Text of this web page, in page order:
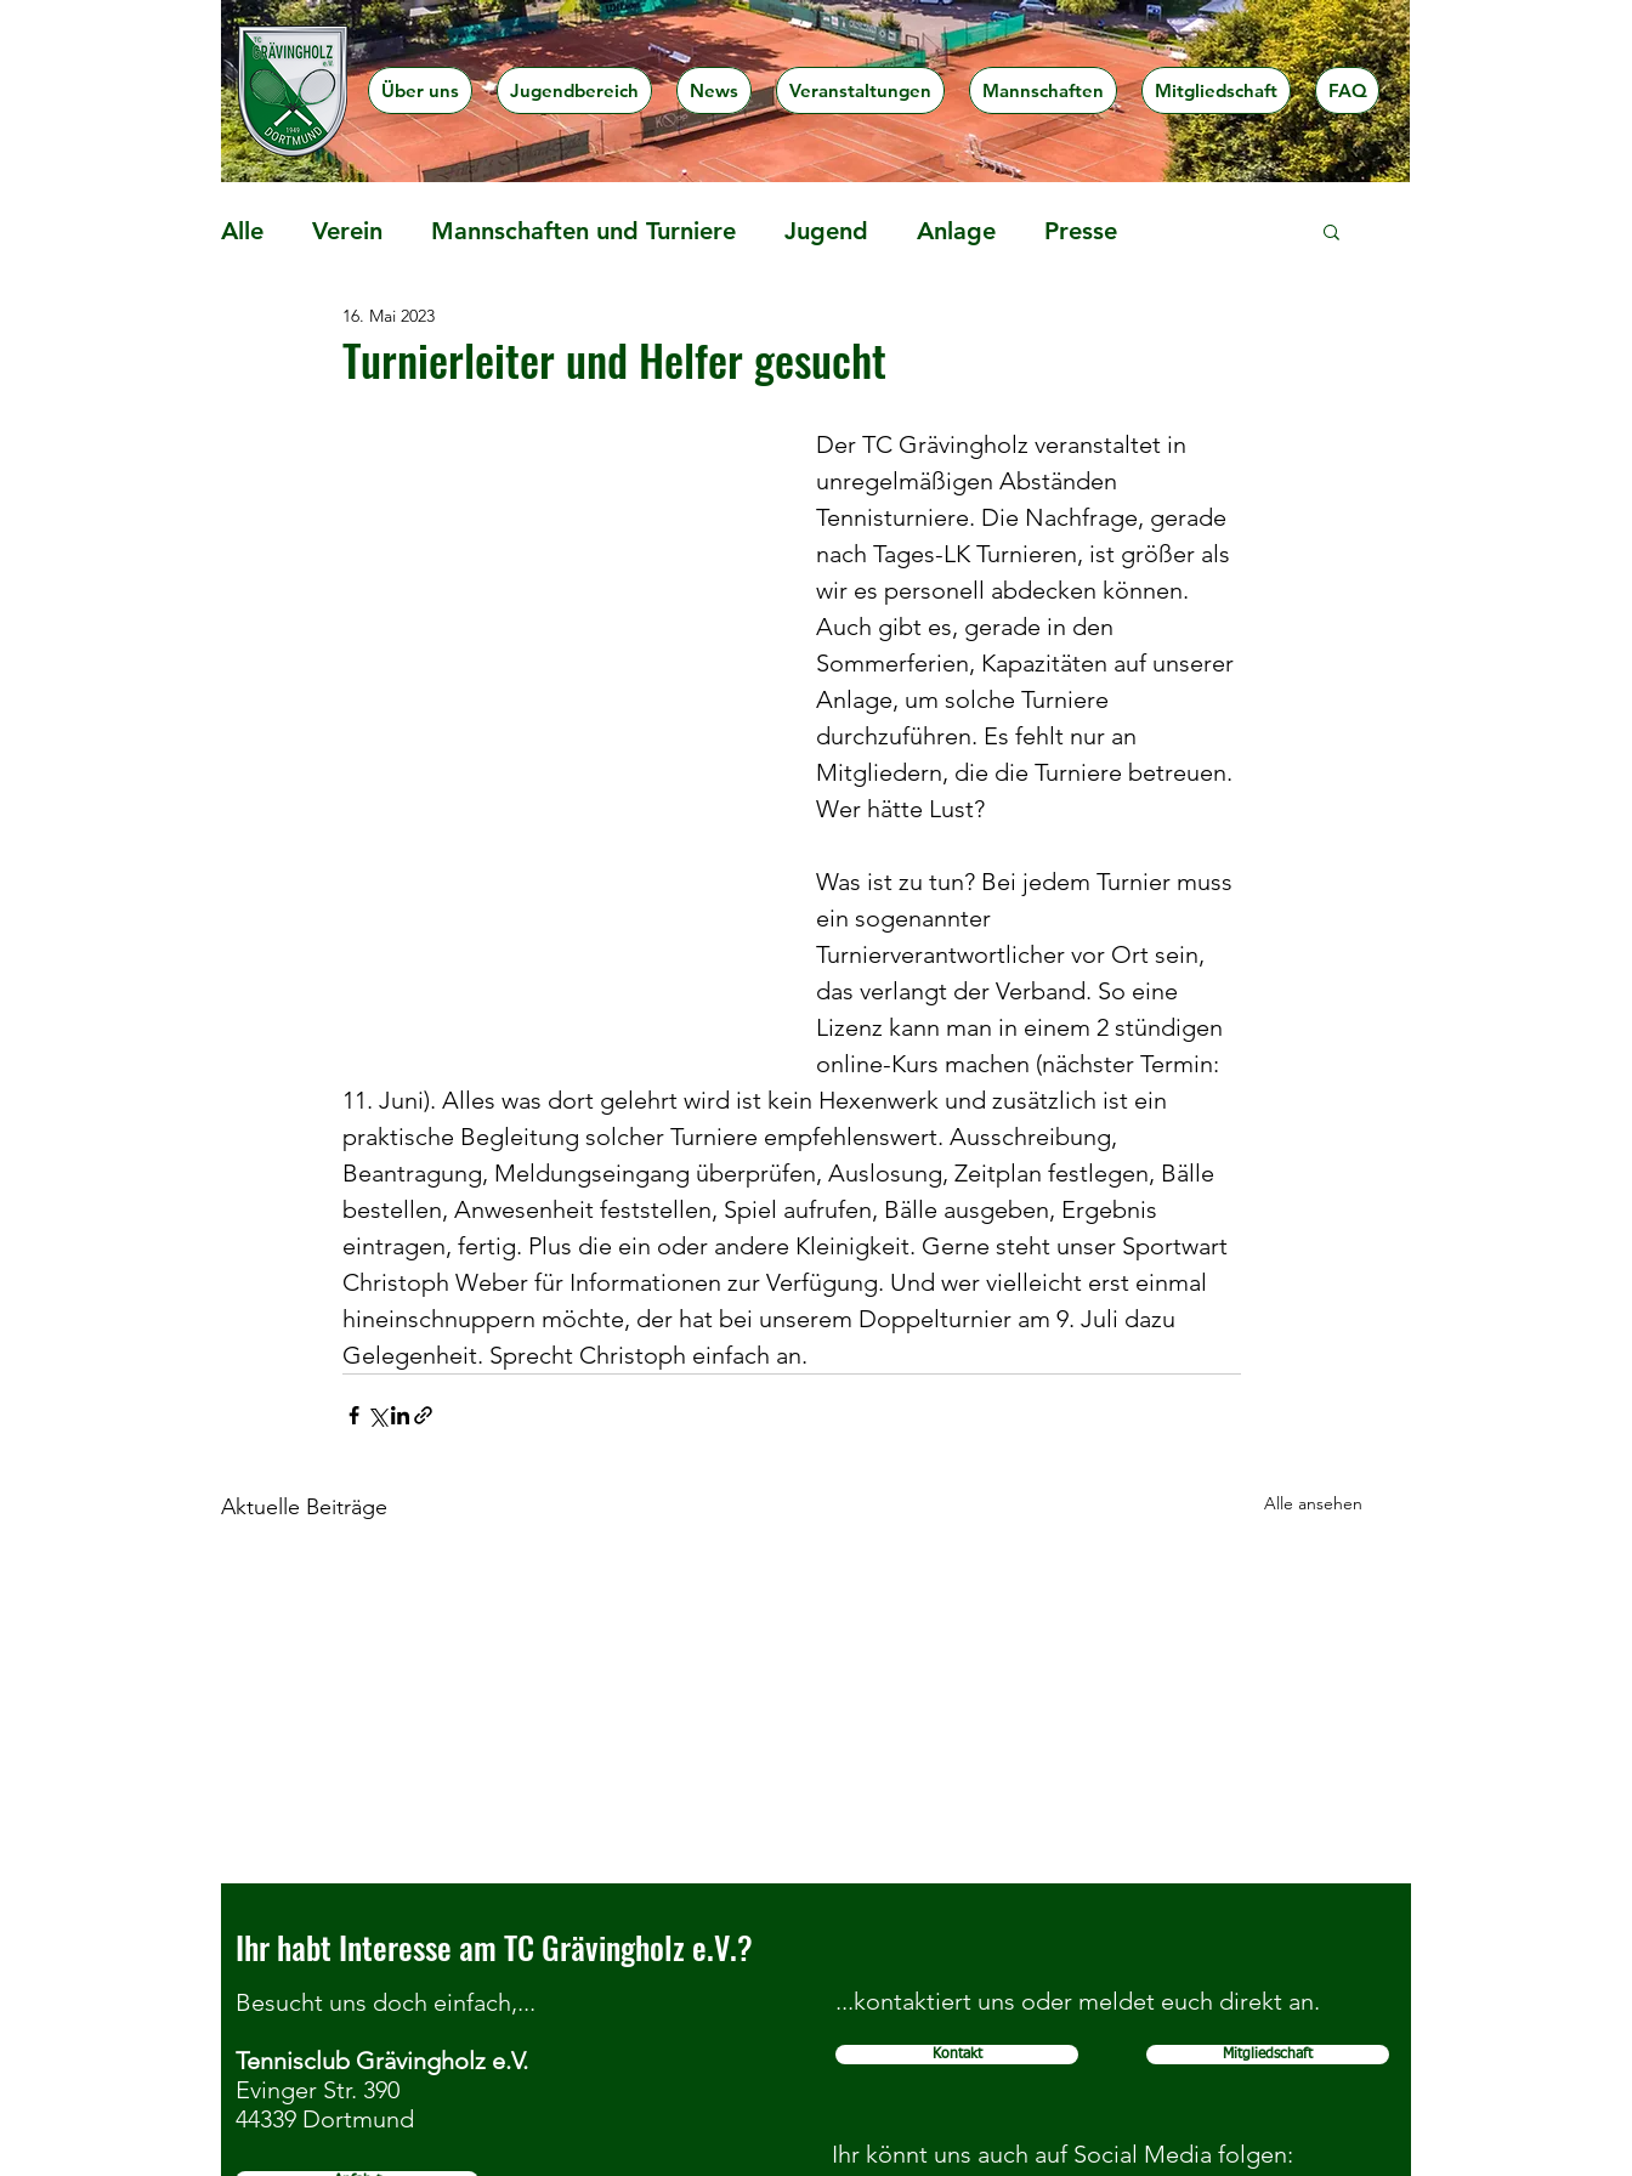
Über uns Jugendbereich News Veranstaltungen Mannschaften Mitgliedschaft FAQ
Alle Verein Mannschaften und Turniere Jugend Anlage Presse
Präventionsangebote
Turnierleiter und Helfer gesucht
16. Mai 2023
Der TC Grävingholz veranstaltet in
unregelmäßigen Abständen
Tennisturniere. Die Nachfrage, gerade
nach Tages-LK Turnieren, ist größer als
wir es personell abdecken können.
Auch gibt es, gerade in den
Sommerferien, Kapazitäten auf unserer
Anlage, um solche Turniere
durchzuführen. Es fehlt nur an
Mitgliedern, die die Turniere betreuen.
Wer hätte Lust?
Was ist zu tun? Bei jedem Turnier muss
ein sogenannter
Turnierverantwortlicher vor Ort sein,
das verlangt der Verband. So eine
Lizenz kann man in einem 2 stündigen
online-Kurs machen (nächster Termin:
11. Juni). Alles was dort gelehrt wird ist kein Hexenwerk und zusätzlich ist ein
praktische Begleitung solcher Turniere empfehlenswert. Ausschreibung,
Beantragung, Meldungseingang überprüfen, Auslosung, Zeitplan festlegen, Bälle
bestellen, Anwesenheit feststellen, Spiel aufrufen, Bälle ausgeben, Ergebnis
eintragen, fertig. Plus die ein oder andere Kleinigkeit. Gerne steht unser Sportwart
Christoph Weber für Informationen zur Verfügung. Und wer vielleicht erst einmal
hineinschnuppern möchte, der hat bei unserem Doppelturnier am 9. Juli dazu
Gelegenheit. Sprecht Christoph einfach an.
Aktuelle Beiträge Alle ansehen
Seniorenkonkurrenzen der
DortmundOpen ziehen zum TC
Ihr habt Interesse am TC Grävingholz e.V.?
Besucht uns doch einfach,...
Tennisclub Grävingholz e.V.
Evinger Str. 390
44339 Dortmund
...kontaktiert uns oder meldet euch direkt an.
Kontakt Mitgliedschaft
Ihr könnt uns auch auf Social Media folgen: